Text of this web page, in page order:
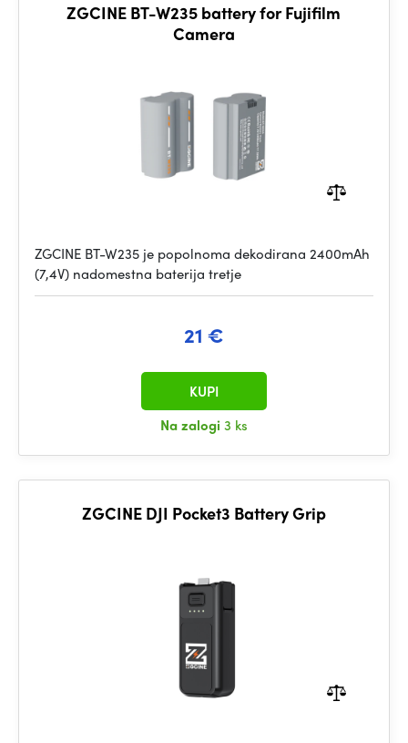
ZGCINE BT-W235 battery for Fujifilm
Camera
ZGCINE BT-W235 je popolnoma dekodirana 2400mAh
(7,4V) nadomestna baterija tretje
21 €
Na zalogi 3 ks
KUPI
ZGCINE DJI Pocket3 Battery Grip